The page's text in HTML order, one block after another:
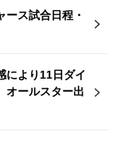
ース試合日程・
により11日ダイ
ールスター出